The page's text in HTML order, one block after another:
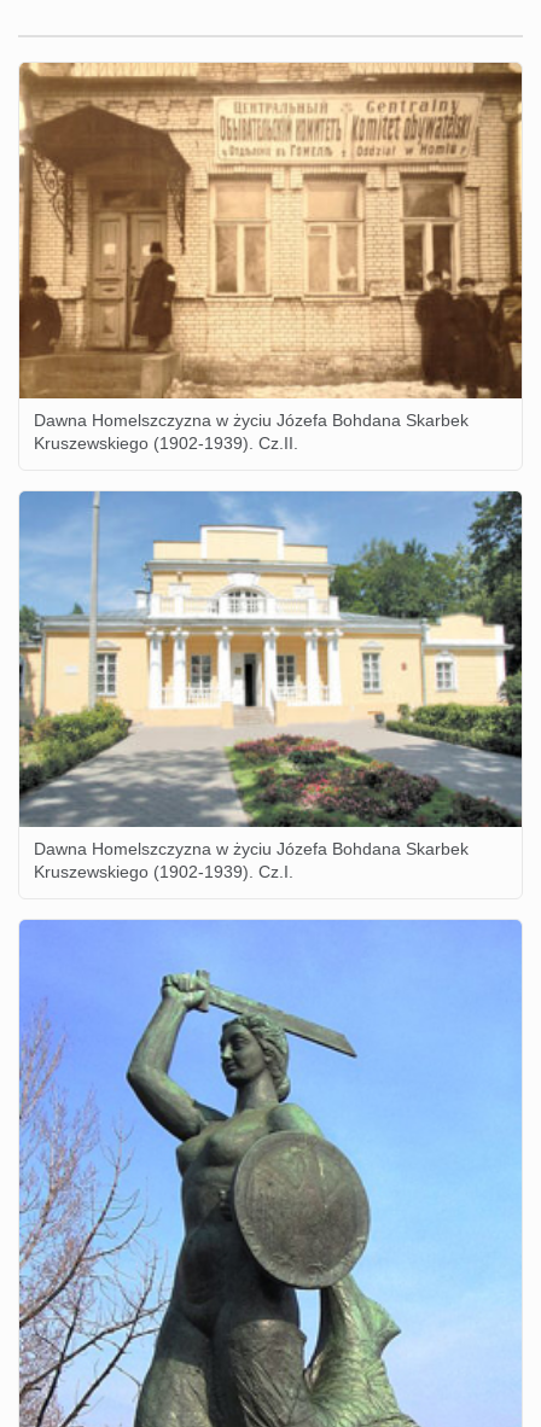
Dawna Homelszczyzna w życiu Józefa Bohdana Skarbek
Kruszewskiego (1902-1939). Cz.II.
Dawna Homelszczyzna w życiu Józefa Bohdana Skarbek
Kruszewskiego (1902-1939). Cz.I.